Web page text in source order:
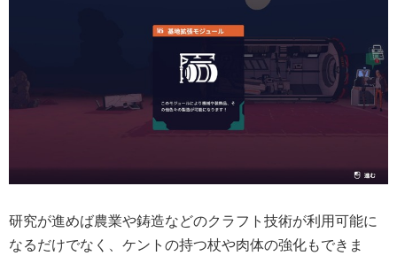
研究が進めば農業や鋳造などのクラフト技術が利用可能に
なるだけでなく、ケントの持つ杖や肉体の強化もできま